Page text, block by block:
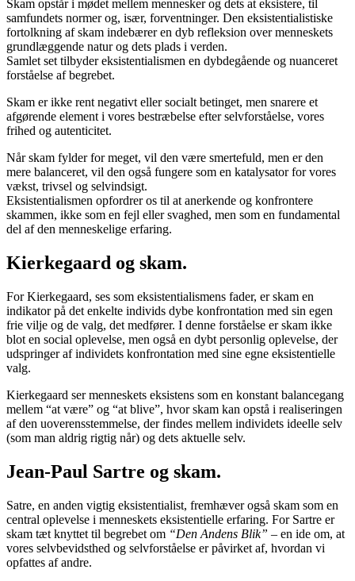
Skam opstår i mødet mellem mennesker og dets at eksistere, til
samfundets normer og, især, forventninger. Den eksistentialistiske
fortolkning af skam indebærer en dyb refleksion over menneskets
grundlæggende natur og dets plads i verden.
Samlet set tilbyder eksistentialismen en dybdegående og nuanceret
forståelse af begrebet.
Skam er ikke rent negativt eller socialt betinget, men snarere et
afgørende element i vores bestræbelse efter selvforståelse, vores
frihed og autenticitet.
Når skam fylder for meget, vil den være smertefuld, men er den
mere balanceret, vil den også fungere som en katalysator for vores
vækst, trivsel og selvindsigt.
Eksistentialismen opfordrer os til at anerkende og konfrontere
skammen, ikke som en fejl eller svaghed, men som en fundamental
del af den menneskelige erfaring.
Kierkegaard og skam.
For Kierkegaard, ses som eksistentialismens fader, er skam en
indikator på det enkelte individs dybe konfrontation med sin egen
frie vilje og de valg, det medfører. I denne forståelse er skam ikke
blot en social oplevelse, men også en dybt personlig oplevelse, der
udspringer af individets konfrontation med sine egne eksistentielle
valg.
Kierkegaard ser menneskets eksistens som en konstant balancegang
mellem “at være” og “at blive”, hvor skam kan opstå i realiseringen
af den uoverensstemmelse, der findes mellem individets ideelle selv
(som man aldrig rigtig når) og dets aktuelle selv.
Jean-Paul Sartre og skam.
Satre, en anden vigtig eksistentialist, fremhæver også skam som en
central oplevelse i menneskets eksistentielle erfaring. For Sartre er
skam tæt knyttet til begrebet om “Den Andens Blik” – en ide om, at
vores selvbevidsthed og selvforståelse er påvirket af, hvordan vi
opfattes af andre.